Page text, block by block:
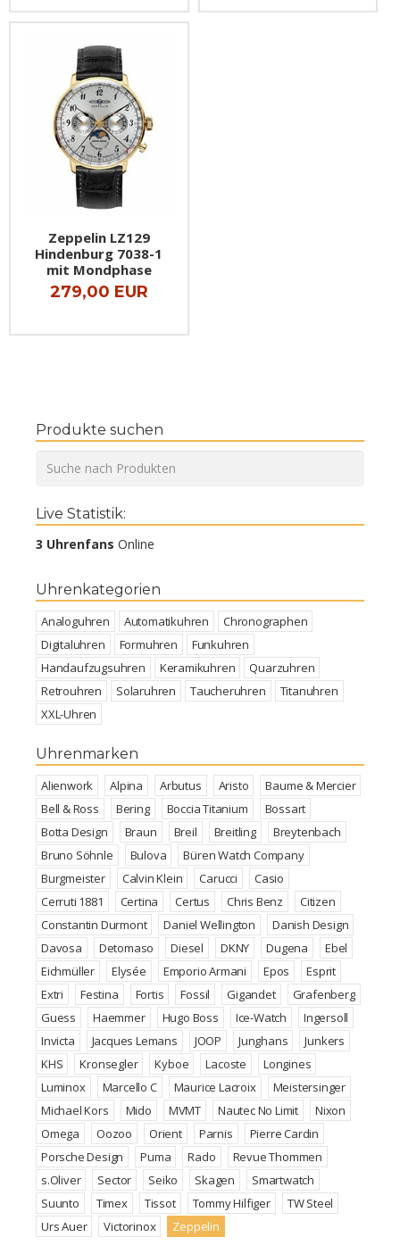
Zeppelin LZ129
Hindenburg 7038-1
mit Mondphase
279,00 EUR
Produkte suchen
Live Statistik:
3 Uhrenfans Online
Uhrenkategorien
Analoguhren Automatikuhren
Chronographen
Digitaluhren
Formuhren
Funkuhren
Handaufzugsuhren
Keramikuhren
Quarzuhren
Retrouhren
Solaruhren Taucheruhren
Titanuhren
XXL-Uhren
Uhrenmarken
Alienwork Alpina Arbutus Aristo
Baume & Mercier
Bell & Ross
Bering Boccia Titanium
Bossart
Botta Design
Braun Breil Breitling
Breytenbach
Bruno Söhnle
Bulova
Büren Watch Company
Burgmeister
Calvin Klein Carucci
Casio
Cerruti 1881
Certina Certus Chris Benz
Citizen
Constantin Durmont
Daniel Wellington
Danish Design
Davosa
Detomaso Diesel DKNY Dugena
Ebel
Eichmüller
Elysée Emporio Armani Epos
Esprit
Extri
Festina Fortis Fossil Gigandet
Grafenberg
Guess
Haemmer Hugo Boss Ice-Watch
Ingersoll
Invicta
Jacques Lemans JOOP Junghans
Junkers
KHS
Kronsegler Kyboe Lacoste
Longines
Luminox
Marcello C Maurice Lacroix
Meistersinger
Michael Kors
Mido MVMT Nautec No Limit
Nixon
Omega
Oozoo Orient Parnis
Pierre Cardin
Porsche Design
Puma Rado
Revue Thommen
s.Oliver
Sector Seiko Skagen
Smartwatch
Suunto
Timex Tissot Tommy Hilfiger
TW Steel
Urs Auer
Victorinox Zeppelin